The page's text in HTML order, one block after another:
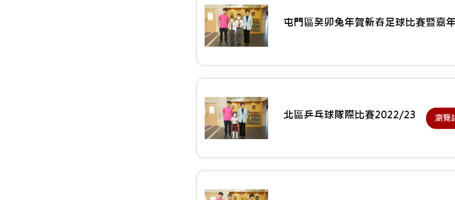
屯門區癸卯兔年賀新春足球比賽暨嘉
北區乒乓球隊際比賽2022/23 瀏覽